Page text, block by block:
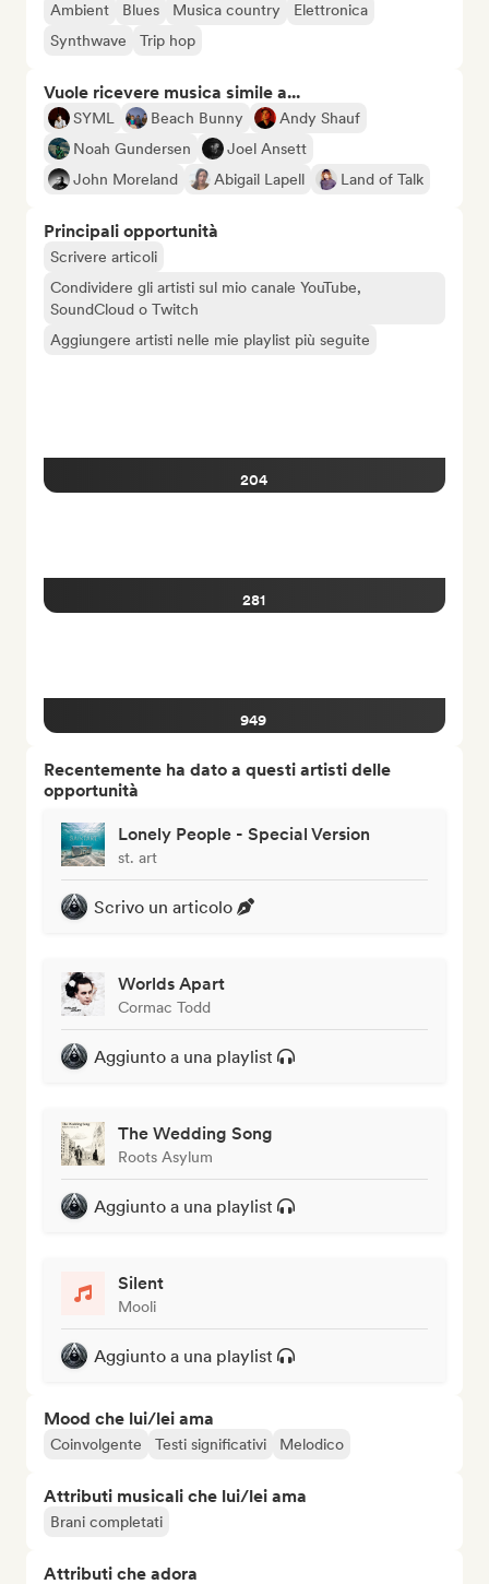
Ambient Blues Musica country
Elettronica
Synthwave
Trip hop
Vuole ricevere musica simile a...
SYML Beach Bunny
Andy Shauf
Noah Gundersen
Joel Ansett
John Moreland
Abigail Lapell Land of Talk
Principali opportunità
Scrivere articoli
Condividere gli artisti sul mio canale YouTube,
SoundCloud o Twitch
Aggiungere artisti nelle mie playlist più seguite
204
281
949
Recentemente ha dato a questi artisti delle
opportunità
Lonely People - Special Version
st. art
Scrivo un articolo
Worlds Apart
Cormac Todd
Aggiunto a una playlist
The Wedding Song
Roots Asylum
Aggiunto a una playlist
Silent
Mooli
Aggiunto a una playlist
Mood che lui/lei ama
Coinvolgente Testi significativi Melodico
Attributi musicali che lui/lei ama
Brani completati
Attributi che adora